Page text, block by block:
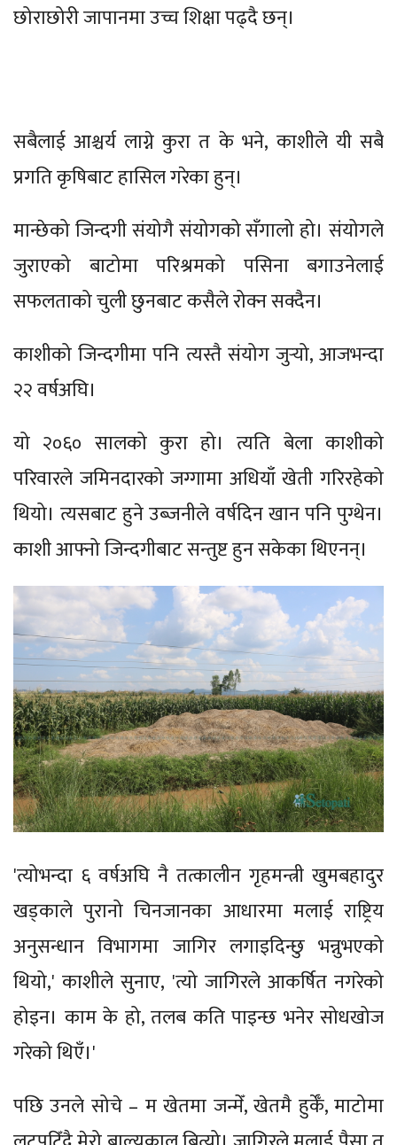
छोराछोरी जापानमा उच्च शिक्षा पढ्दै छन्।
सबैलाई आश्चर्य लाग्ने कुरा त के भने, काशीले यी सबै
प्रगति कृषिबाट हासिल गरेका हुन्।
मान्छेको जिन्दगी संयोगै संयोगको सँगालो हो। संयोगले
जुराएको बाटोमा परिश्रमको पसिना बगाउनेलाई
सफलताको चुली छुनबाट कसैले रोक्न सक्दैन।
काशीको जिन्दगीमा पनि त्यस्तै संयोग जुर्‍यो, आजभन्दा
२२ वर्षअघि।
यो २०६० सालको कुरा हो। त्यति बेला काशीको
परिवारले जमिनदारको जग्गामा अधियाँ खेती गरिरहेको
थियो। त्यसबाट हुने उब्जनीले वर्षदिन खान पनि पुग्थेन।
काशी आफ्नो जिन्दगीबाट सन्तुष्ट हुन सकेका थिएनन्।
'त्योभन्दा ६ वर्षअघि नै तत्कालीन गृहमन्त्री खुमबहादुर
खड्काले पुरानो चिनजानका आधारमा मलाई राष्ट्रिय
अनुसन्धान विभागमा जागिर लगाइदिन्छु भन्नुभएको
थियो,' काशीले सुनाए, 'त्यो जागिरले आकर्षित नगरेको
होइन। काम के हो, तलब कति पाइन्छ भनेर सोधखोज
गरेको थिएँ।'
पछि उनले सोचे – म खेतमा जन्मेँ, खेतमै हुर्केँ, माटोमा